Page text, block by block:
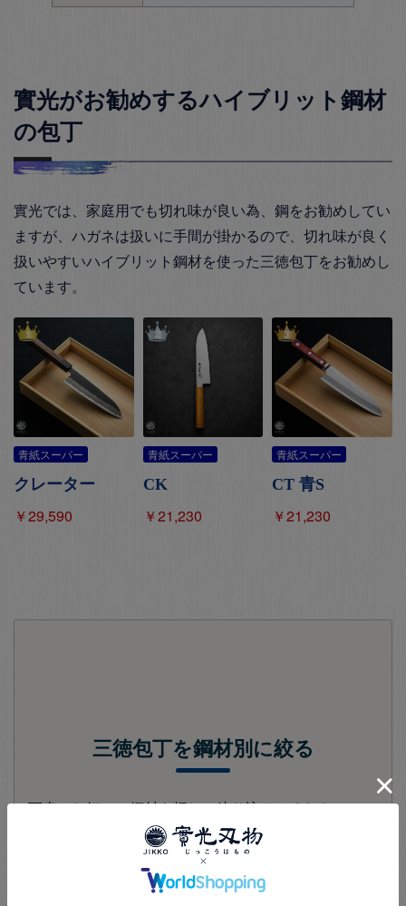
實光がお勧めするハイブリット鋼材
の包丁
實光では、家庭用でも切れ味が良い為、鋼をお勧めしてい
ますが、ハガネは扱いに手間が掛かるので、切れ味が良く
扱いやすいハイブリット鋼材を使った三徳包丁をお勧めし
ています。
青紙スーパー
クレーター
￥29,590
青紙スーパー
CK
￥21,230
青紙スーパー
CT 青S
￥21,230
三徳包丁を鋼材別に絞る
下表のお好みの鋼材を押して絞り込んでください。
青紙スーパー